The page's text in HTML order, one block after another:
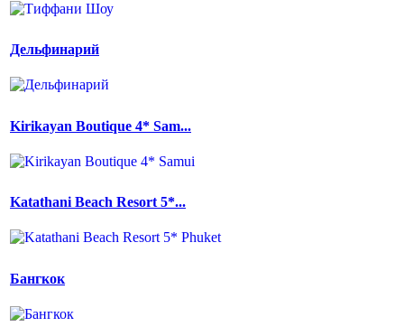
Дельфинарий
Kirikayan Boutique 4* Sam...
Katathani Beach Resort 5*...
Бангкок